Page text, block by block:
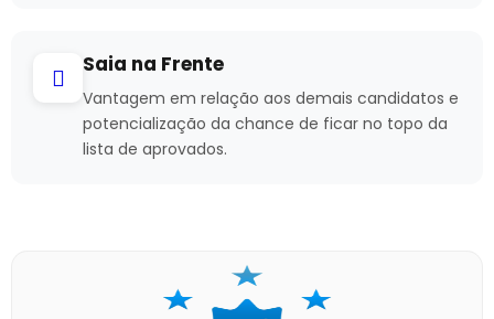
Saia na Frente
Vantagem em relação aos demais candidatos e
potencialização da chance de ficar no topo da
lista de aprovados.